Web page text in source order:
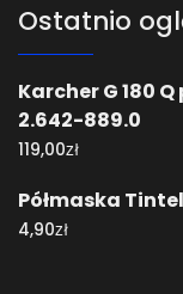
Ostatnio
Karcher G 180
2.642-889.0
119,00zł
Półmaska
4,90zł